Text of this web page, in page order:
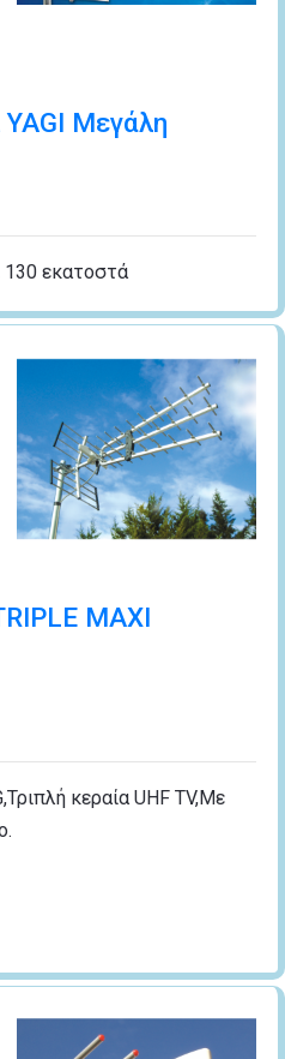
Μεγάλη
130 εκατοστά
MAXI
κεραία UHF TV,Με